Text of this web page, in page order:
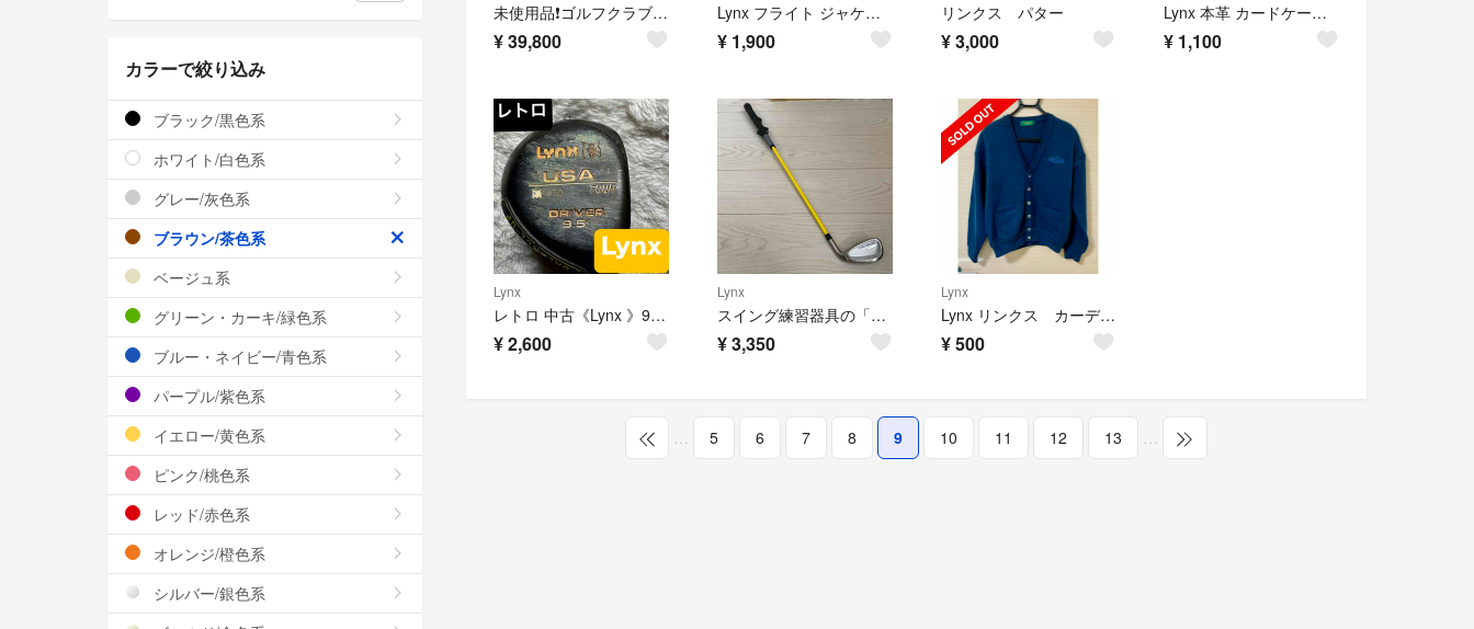
未使用品❗️ゴルフクラブセット メンズ 優しい初心者用
¥39,800
Lynx フライト ジャケット ブルゾン ワインレッド バーガンディ チェック柄
¥ 1,900
リンクス パター
¥3,000
Lynx 本革 カードケース 新品 牛革 レザー ブラウン 茶色 名刺入れ 薄型
¥ 1,100
Lynx
レトロ 中古《Lynx 》9.5°ドライバー／ゴルフ ヴィンテージ
¥2,600
Lynx
スイング練習器具の「Teaching Pro 2」
¥3,350
Lynx
Lynx リンクス カーディガン ニット ネイビー ゴルフ メンズ
¥500
… 5 6 7 8 9 10 11 12 13 …
カラーで絞り込み
ブラック/黒色系
ホワイト/白色系
グレー/灰色系
ブラウン/茶色系
ベージュ系
グリーン・カーキ/緑色系
ブルー・ネイビー/青色系
パープル/紫色系
イエロー/黄色系
ピンク/桃色系
レッド/赤色系
オレンジ/橙色系
シルバー/銀色系